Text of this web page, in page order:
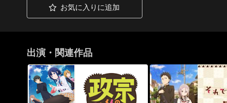
お気に入りに追加
出演・関連作品